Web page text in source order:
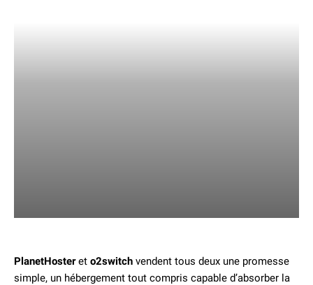
PlanetHosteret o2switch vendent tous deux une promesse
simple, un hébergement tout compris capable d’absorber la